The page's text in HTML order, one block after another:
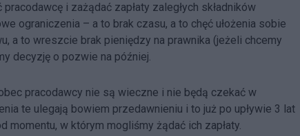
i zażądać zapłaty zaległych składników
ograniczenia – a to brak czasu, a to chęć ułożenia sobie
a to wreszcie brak pieniędzy na prawnika (jeżeli chcemy
decyzję o pozwie na później.
pracodawcy nie są wieczne i nie będą czekać w
te ulegają bowiem przedawnieniu i to już po upływie 3 lat
momentu, w którym mogliśmy żądać ich zapłaty.